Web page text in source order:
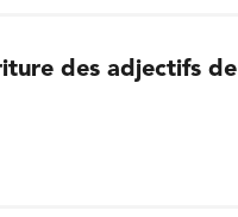
des adjectifs de